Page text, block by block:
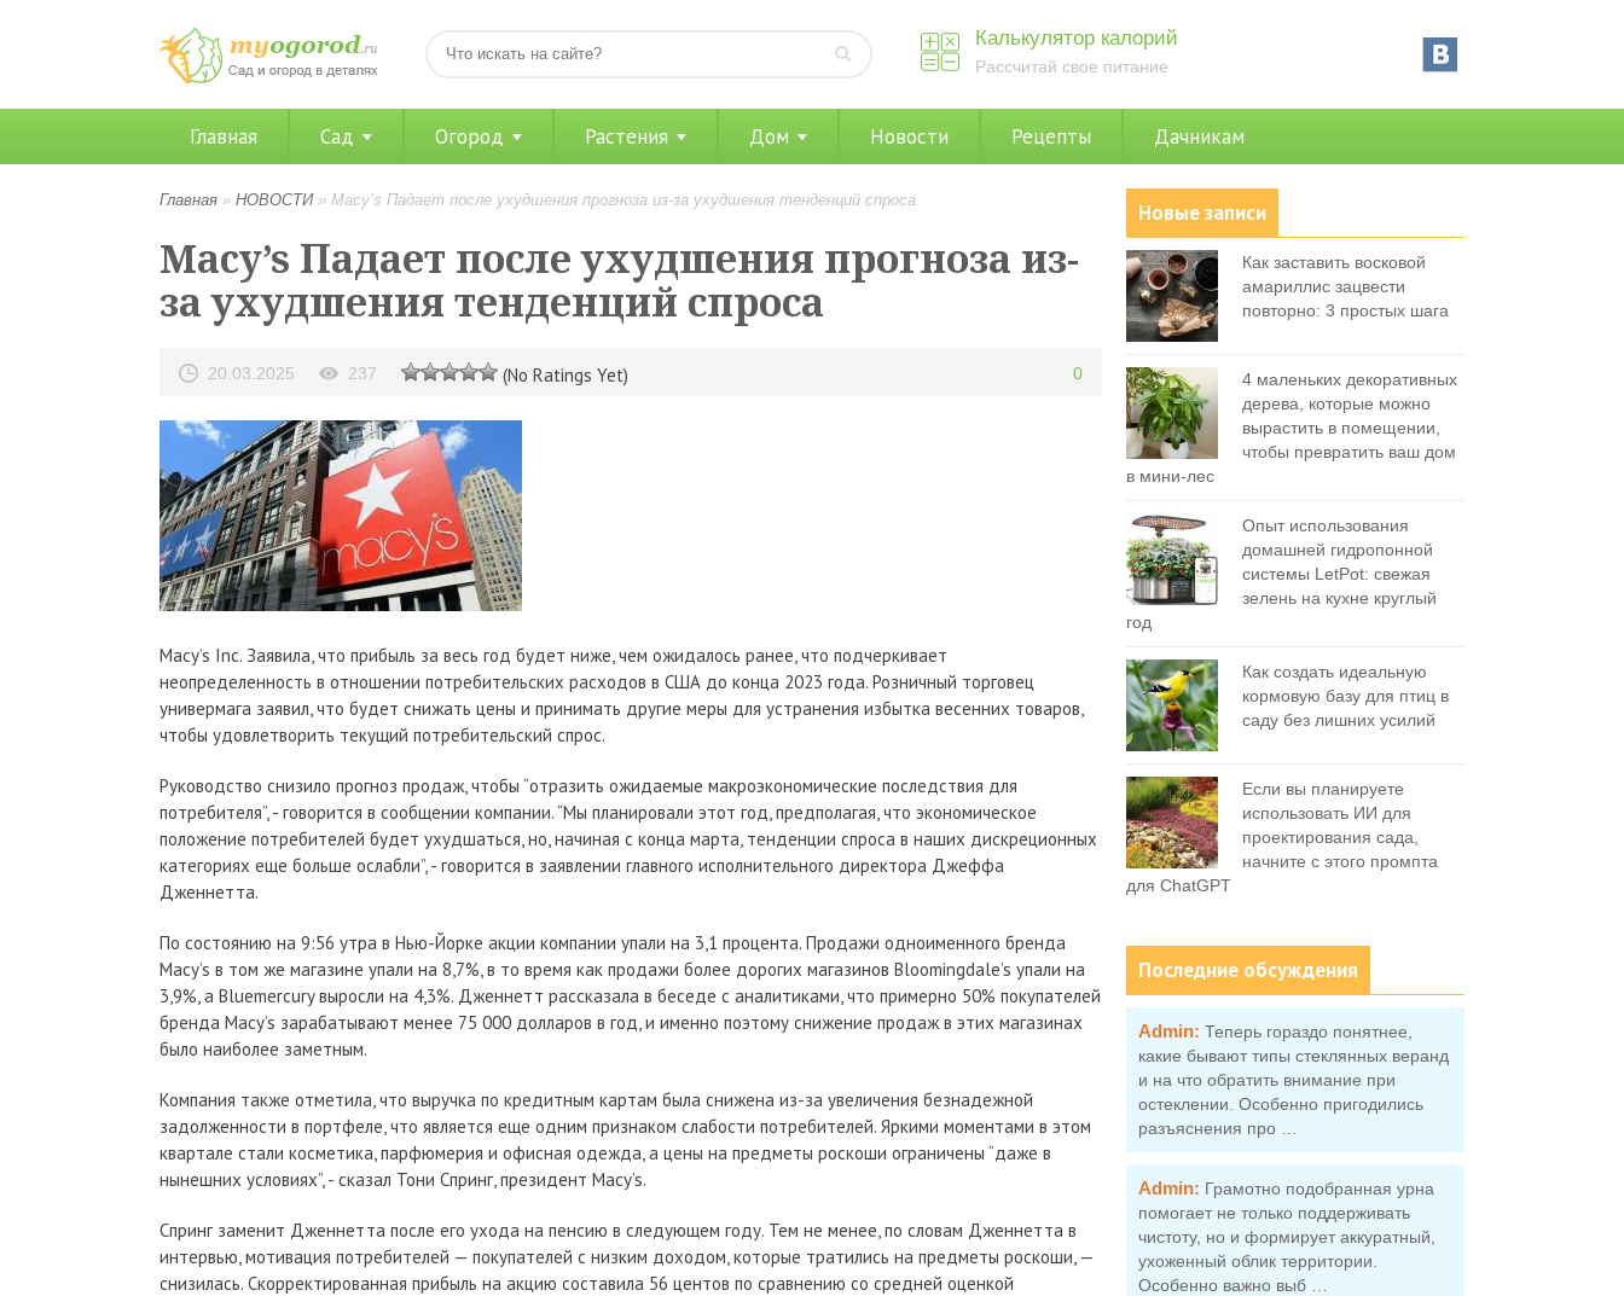
Калькулятор калорий
Рассчитай свое питание
Главная Сад Огород Растения Дом Новости Рецепты Дачникам
Главная » НОВОСТИ» Macy’s Падает после ухудшения прогноза из-за ухудшения тенденций спроса
Macy’s Падает после ухудшения прогноза из-
за ухудшения тенденций спроса
20.03.2025 237 (No Ratings Yet) 0
Macy’s Inc. Заявила, что прибыль за весь год будет ниже, чем ожидалось ранее, что подчеркивает
неопределенность в отношении потребительских расходов в США до конца 2023 года. Розничный торговец
универмага заявил, что будет снижать цены и принимать другие меры для устранения избытка весенних товаров,
чтобы удовлетворить текущий потребительский спрос.
Руководство снизило прогноз продаж, чтобы “отразить ожидаемые макроэкономические последствия для
потребителя”, - говорится в сообщении компании. “Мы планировали этот год, предполагая, что экономическое
положение потребителей будет ухудшаться, но, начиная с конца марта, тенденции спроса в наших дискреционных
категориях еще больше ослабли”, - говорится в заявлении главного исполнительного директора Джеффа
Дженнетта.
По состоянию на 9:56 утра в Нью-Йорке акции компании упали на 3,1 процента. Продажи одноименного бренда
Macy’s в том же магазине упали на 8,7%, в то время как продажи более дорогих магазинов Bloomingdale’s упали на
3,9%, а Bluemercury выросли на 4,3%. Дженнетт рассказала в беседе с аналитиками, что примерно 50% покупателей
бренда Macy’s зарабатывают менее 75 000 долларов в год, и именно поэтому снижение продаж в этих магазинах
было наиболее заметным.
Компания также отметила, что выручка по кредитным картам была снижена из-за увеличения безнадежной
задолженности в портфеле, что является еще одним признаком слабости потребителей. Яркими моментами в этом
квартале стали косметика, парфюмерия и офисная одежда, а цены на предметы роскоши ограничены “даже в
нынешних условиях”, - сказал Тони Спринг, президент Macy’s.
Спринг заменит Дженнетта после его ухода на пенсию в следующем году. Тем не менее, по словам Дженнетта в
интервью, мотивация потребителей — покупателей с низким доходом, которые тратились на предметы роскоши, —
снизилась. Скорректированная прибыль на акцию составила 56 центов по сравнению со средней оценкой
Новые записи
Как заставить восковой
амариллис зацвести
повторно: 3 простых шага
4 маленьких декоративных
дерева, которые можно
вырастить в помещении,
чтобы превратить ваш дом
в мини-лес
Опыт использования
домашней гидропонной
системы LetPot: свежая
зелень на кухне круглый
год
Как создать идеальную
кормовую базу для птиц в
саду без лишних усилий
Если вы планируете
использовать ИИ для
проектирования сада,
начните с этого промпта
для ChatGPT
Последние обсуждения
Admin: Теперь гораздо понятнее,
какие бывают типы стеклянных веранд
и на что обратить внимание при
остеклении. Особенно пригодились
разъяснения про …
Admin: Грамотно подобранная урна
помогает не только поддерживать
чистоту, но и формирует аккуратный,
ухоженный облик территории.
Особенно важно выб …